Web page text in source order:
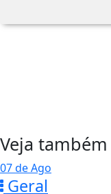
Veja também
07 de Ago
Geral